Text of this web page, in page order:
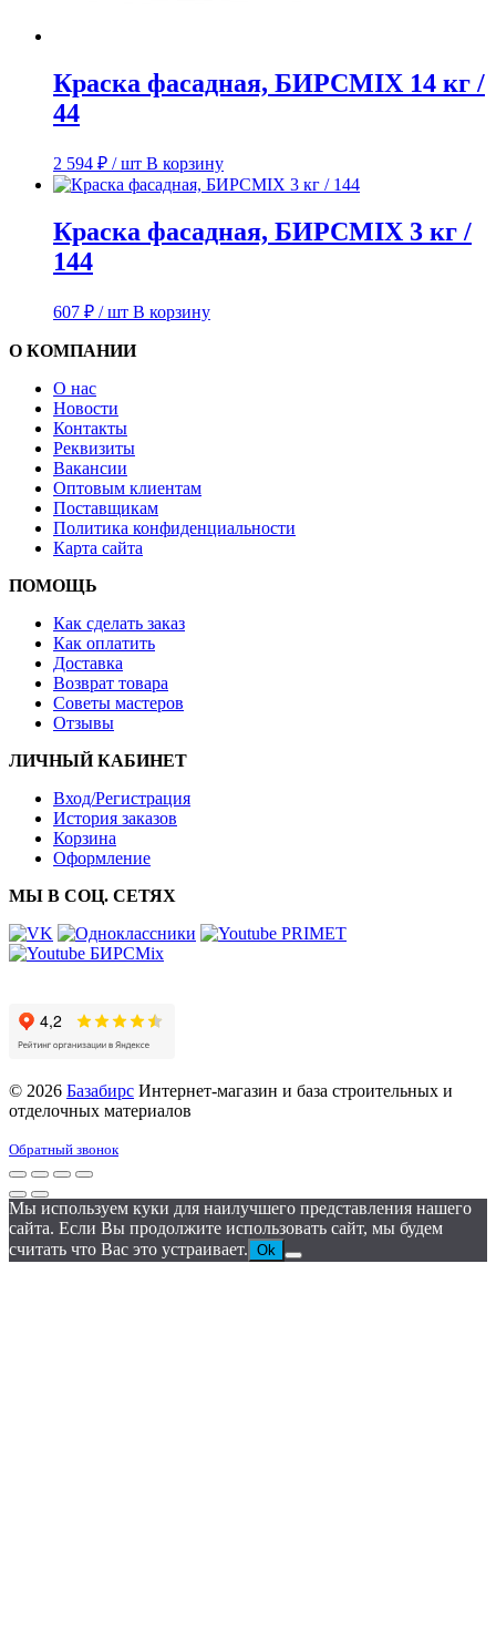
Краска фасадная, БИРСMIX 14 кг /
44
2 594 ₽ / шт В корзину
Краска фасадная, БИРСMIX 3 кг /
144
607 ₽ / шт В корзину
О КОМПАНИИ
О нас
Новости
Контакты
Реквизиты
Вакансии
Оптовым клиентам
Поставщикам
Политика конфиденциальности
Карта сайта
ПОМОЩЬ
Как сделать заказ
Как оплатить
Доставка
Возврат товара
Советы мастеров
Отзывы
ЛИЧНЫЙ КАБИНЕТ
Вход/Регистрация
История заказов
Корзина
Оформление
МЫ В СОЦ. СЕТЯХ
© 2026 Базабирс Интернет-магазин и база строительных и
отделочных материалов
Обратный звонок
Мы используем куки для наилучшего представления нашего
сайта. Если Вы продолжите использовать сайт, мы будем
считать что Вас это устраивает. Ok